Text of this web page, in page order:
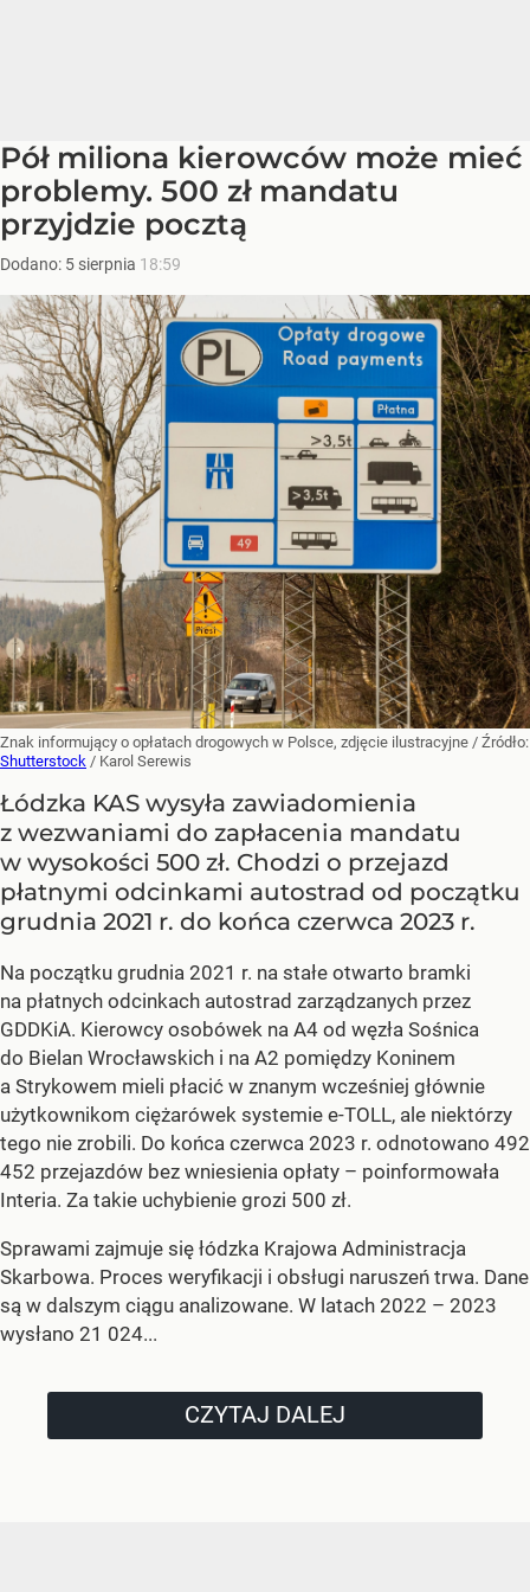
Pół miliona kierowców może mieć
problemy. 500 zł mandatu
przyjdzie pocztą
Dodano: 5 sierpnia 18:59
Znak informujący o opłatach drogowych w Polsce, zdjęcie ilustracyjne / Źródło:
Shutterstock / Karol Serewis
Łódzka KAS wysyła zawiadomienia
z wezwaniami do zapłacenia mandatu
w wysokości 500 zł. Chodzi o przejazd
płatnymi odcinkami autostrad od początku
grudnia 2021 r. do końca czerwca 2023 r.
Na początku grudnia 2021 r. na stałe otwarto bramki
na płatnych odcinkach autostrad zarządzanych przez
GDDKiA. Kierowcy osobówek na A4 od węzła Sośnica
do Bielan Wrocławskich i na A2 pomiędzy Koninem
a Strykowem mieli płacić w znanym wcześniej głównie
użytkownikom ciężarówek systemie e-TOLL, ale niektórzy
tego nie zrobili. Do końca czerwca 2023 r. odnotowano 492
452 przejazdów bez wniesienia opłaty – poinformowała
Interia. Za takie uchybienie grozi 500 zł.
Sprawami zajmuje się łódzka Krajowa Administracja
Skarbowa. Proces weryfikacji i obsługi naruszeń trwa. Dane
są w dalszym ciągu analizowane. W latach 2022 – 2023
wysłano 21 024...
CZYTAJ DALEJ